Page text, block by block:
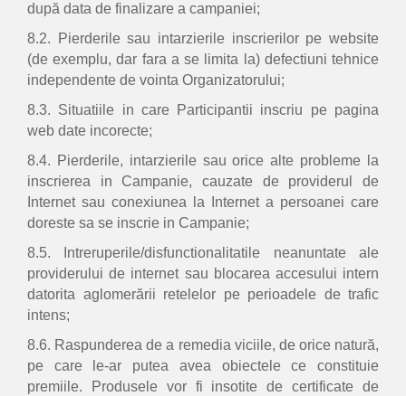
după data de finalizare a campaniei;
8.2. Pierderile sau intarzierile inscrierilor pe website
(de exemplu, dar fara a se limita la) defectiuni tehnice
independente de vointa Organizatorului;
8.3. Situatiile in care Participantii inscriu pe pagina
web date incorecte;
8.4. Pierderile, intarzierile sau orice alte probleme la
inscrierea in Campanie, cauzate de providerul de
Internet sau conexiunea la Internet a persoanei care
doreste sa se inscrie in Campanie;
8.5. Intreruperile/disfunctionalitatile neanuntate ale
providerului de internet sau blocarea accesului intern
datorita aglomerării retelelor pe perioadele de trafic
intens;
8.6. Raspunderea de a remedia viciile, de orice natură,
pe care le-ar putea avea obiectele ce constituie
premiile. Produsele vor fi insotite de certificate de